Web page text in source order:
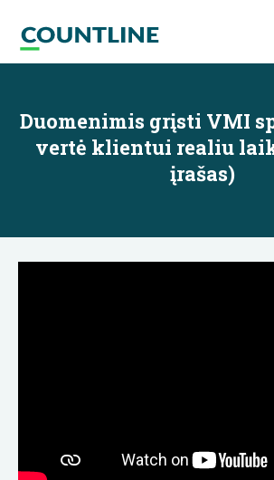
Duomenimis grįsti VMI
vertė klientui realiu
įrašas)